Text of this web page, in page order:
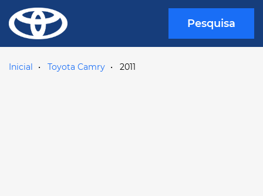
Pesquisa
Inicial Toyota Camry 2011